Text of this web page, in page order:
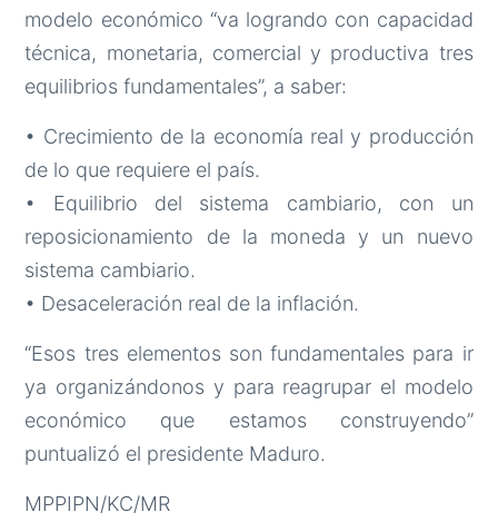
modelo económico “va logrando con capacidad
técnica, monetaria, comercial y productiva tres
equilibrios fundamentales”, a saber:
• Crecimiento de la economía real y producción
de lo que requiere el país.
• Equilibrio del sistema cambiario, con un
reposicionamiento de la moneda y un nuevo
sistema cambiario.
• Desaceleración real de la inflación.
“Esos tres elementos son fundamentales para ir
ya organizándonos y para reagrupar el modelo
económico que estamos construyendo”
puntualizó el presidente Maduro.
MPPIPN/KC/MR